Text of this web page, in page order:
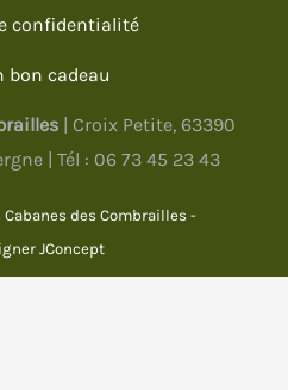
confidentialité
bon cadeau
| Croix Petite, 63390
| Tél : 06 73 45 23 43
des Combrailles -
JConcept